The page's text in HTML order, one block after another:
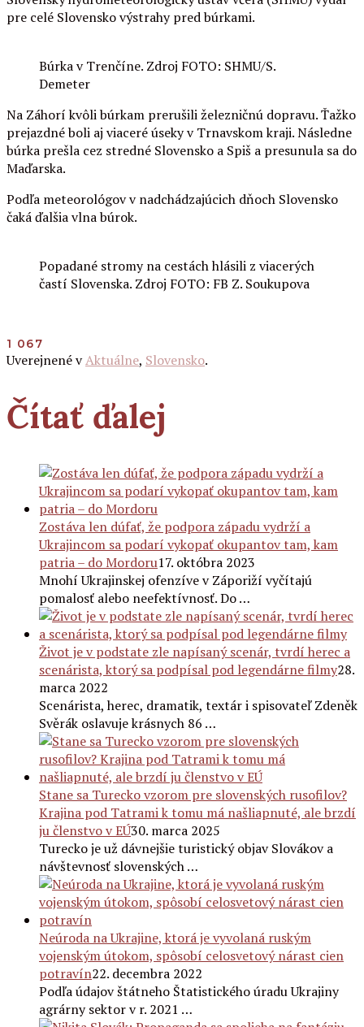
pre celé Slovensko výstrahy pred búrkami.
Búrka v Trenčíne. Zdroj FOTO: SHMU/S.
Demeter
Na Záhorí kvôli búrkam prerušili železničnú dopravu. Ťažko
prejazdné boli aj viaceré úseky v Trnavskom kraji. Následne
búrka prešla cez stredné Slovensko a Spiš a presunula sa do
Maďarska.
Podľa meteorológov v nadchádzajúcich dňoch Slovensko
čaká ďalšia vlna búrok.
Popadané stromy na cestách hlásili z viacerých
častí Slovenska. Zdroj FOTO: FB Z. Soukupova
1 067
Uverejnené vAktuálne, Slovensko.
Čítať ďalej
Zostáva len dúfať, že podpora západu vydrží a
Ukrajincom sa podarí vykopať okupantov tam, kam
patria – do Mordoru17. októbra 2023
Mnohí Ukrajinskej ofenzíve v Záporiží vyčítajú
pomalosť alebo neefektívnosť. Do …
Život je v podstate zle napísaný scenár, tvrdí herec a
scenárista, ktorý sa podpísal pod legendárne filmy28.
marca 2022
Scenárista, herec, dramatik, textár i spisovateľ Zdeněk
Svěrák oslavuje krásnych 86 …
Stane sa Turecko vzorom pre slovenských rusofilov?
Krajina pod Tatrami k tomu má našliapnuté, ale brzdí
ju členstvo v EÚ30. marca 2025
Turecko je už dávnejšie turistický objav Slovákov a
návštevnosť slovenských …
Neúroda na Ukrajine, ktorá je vyvolaná ruským
vojenským útokom, spôsobí celosvetový nárast cien
potravín22. decembra 2022
Podľa údajov štátneho Štatistického úradu Ukrajiny
agrárny sektor v r. 2021 …